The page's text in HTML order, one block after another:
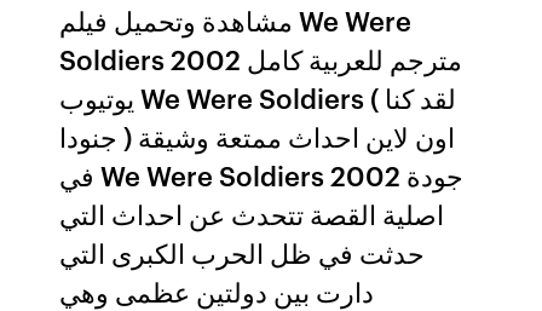
مشاهدة وتحميل فيلم We Were
Soldiers 2002 مترجم للعربية كامل
يوتيوب We Were Soldiers ( لقد كنا
جنودا ) اون لاين احداث ممتعة وشيقة
في We Were Soldiers 2002 جودة
اصلية القصة تتحدث عن احداث التي
حدثت في ظل الحرب الكبرى التي
دارت بين دولتين عظمى وهي